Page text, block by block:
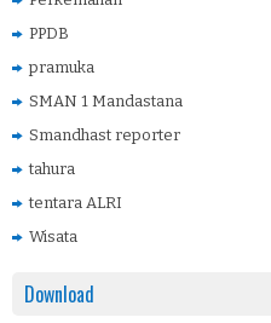
PPDB
pramuka
SMAN 1 Mandastana
Smandhast reporter
tahura
tentara ALRI
Wisata
Download